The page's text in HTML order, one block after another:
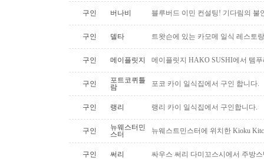
구인 버나비 블루버드 이민 컨설팅! 기다림의 불
구인 델타 트왓슨에 있는 카모메 일식 레스토
구인 메이플릿지 메이플릿지 HAKO SUSHI에서 템
구인
포트코퀴틀
람
포코 카이 일식집에서 구인 합니다.
구인 랭리 랭리 카이 일식집에서 구인합니다.
구인
뉴웨스터민
스터
뉴웨스트민스터에 위치한 Kioku
구인 써리 싸우스 써리 다미꼬스시에서 주방